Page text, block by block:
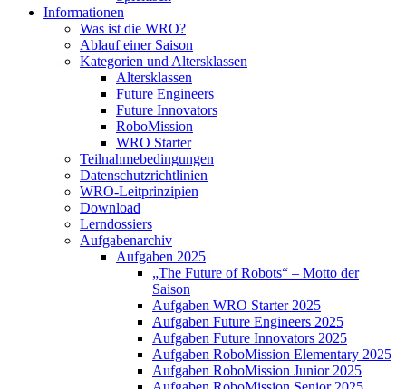
Informationen
Was ist die WRO?
Ablauf einer Saison
Kategorien und Altersklassen
Altersklassen
Future Engineers
Future Innovators
RoboMission
WRO Starter
Teilnahmebedingungen
Datenschutzrichtlinien
WRO-Leitprinzipien
Download
Lerndossiers
Aufgabenarchiv
Aufgaben 2025
„The Future of Robots“ – Motto der
Saison
Aufgaben WRO Starter 2025
Aufgaben Future Engineers 2025
Aufgaben Future Innovators 2025
Aufgaben RoboMission Elementary 2025
Aufgaben RoboMission Junior 2025